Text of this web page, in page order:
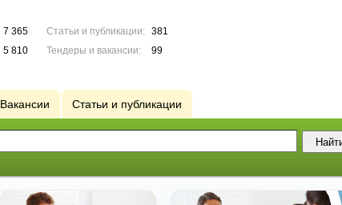
7 365
5 810
Статьи и публикации:
381
Тендеры и вакансии:
99
Вакансии Статьи и публикации